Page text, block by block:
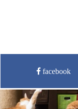
facebook